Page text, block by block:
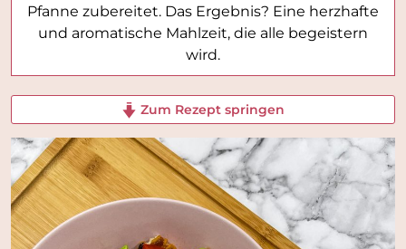
Pfanne zubereitet. Das Ergebnis? Eine herzhafte
und aromatische Mahlzeit, die alle begeistern
wird.
Zum Rezept springen